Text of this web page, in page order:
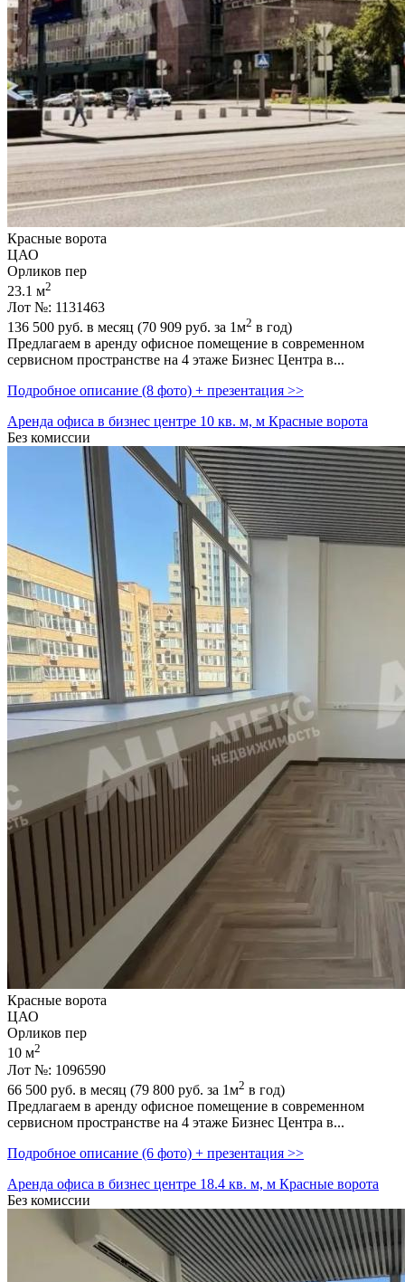
Красные ворота
ЦАО
Орликов пер
23.1 м2
Лот №: 1131463
136 500 руб. в месяц (70 909 руб. за 1м2 в год)
Предлагаем в аренду офисное помещение в современном
сервисном пространстве на 4 этаже Бизнес Центра в...
Подробное описание (8 фото) + презентация >>
Аренда офиса в бизнес центре 10 кв. м, м Красные ворота
Без комиссии
Красные ворота
ЦАО
Орликов пер
10 м2
Лот №: 1096590
66 500 руб. в месяц (79 800 руб. за 1м2 в год)
Предлагаем в аренду офисное помещение в современном
сервисном пространстве на 4 этаже Бизнес Центра в...
Подробное описание (6 фото) + презентация >>
Аренда офиса в бизнес центре 18.4 кв. м, м Красные ворота
Без комиссии